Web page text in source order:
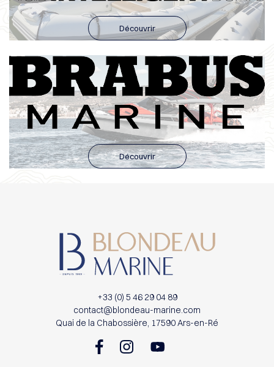
Découvrir
Découvrir
+33 (0) 5 46 29 04 89
contact@blondeau-marine.com
Quai de la Chabossière, 17590 Ars-en-Ré